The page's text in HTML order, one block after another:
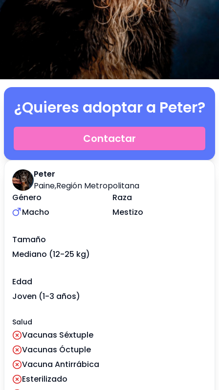
Peter
Paine,Región Metropolitana
Género
Macho
Raza
Mestizo
Tamaño
Mediano (12-25 kg)
Edad
Joven (1-3 años)
Salud
Vacunas Séxtuple
Vacunas Óctuple
Vacuna Antirrábica
Esterilizado
¿Quieres adoptar a Peter?
Contactar